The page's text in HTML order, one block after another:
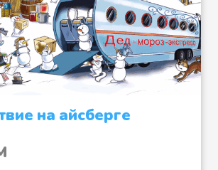
на айсберге